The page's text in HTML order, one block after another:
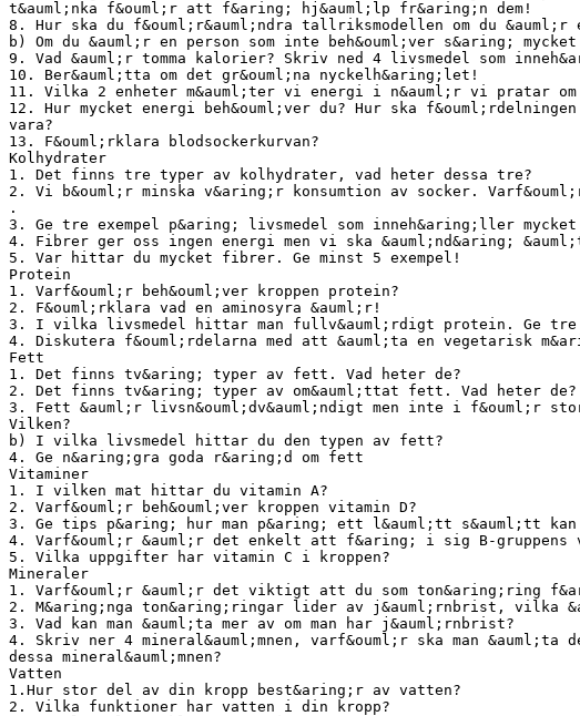
t&auml;nka f&ouml;r att f&aring; hj&auml;lp fr&aring;n dem!
8. Hur ska du f&ouml;r&auml;ndra tallriksmodellen om du &auml;r
b) Om du &auml;r en person som inte beh&ouml;ver s&aring;
9. Vad &auml;r tomma kalorier? Skriv ned 4 livsmedel som
10. Ber&auml;tta om det gr&ouml;na nyckelh&aring;let!
11. Vilka 2 enheter m&auml;ter vi energi i n&auml;r vi pratar om
12. Hur mycket energi beh&ouml;ver du? Hur ska
vara?
13. F&ouml;rklara blodsockerkurvan?
Kolhydrater
1. Det finns tre typer av kolhydrater, vad heter dessa tre?
2. Vi b&ouml;r minska v&aring;r konsumtion av socker.
.
3. Ge tre exempel p&aring; livsmedel som inneh&aring;ller
4. Fibrer ger oss ingen energi men vi ska &auml;nd&aring;
5. Var hittar du mycket fibrer. Ge minst 5 exempel!
Protein
1. Varf&ouml;r beh&ouml;ver kroppen protein?
2. F&ouml;rklara vad en aminosyra &auml;r!
3. I vilka livsmedel hittar man fullv&auml;rdigt protein. Ge tre
4. Diskutera f&ouml;rdelarna med att &auml;ta en vegetarisk
Fett
1. Det finns tv&aring; typer av fett. Vad heter de?
2. Det finns tv&aring; typer av om&auml;ttat fett. Vad heter de?
3. Fett &auml;r livsn&ouml;dv&auml;ndigt men inte i f&ouml;r
Vilken?
b) I vilka livsmedel hittar du den typen av fett?
4. Ge n&aring;gra goda r&aring;d om fett
Vitaminer
1. I vilken mat hittar du vitamin A?
2. Varf&ouml;r beh&ouml;ver kroppen vitamin D?
3. Ge tips p&aring; hur man p&aring; ett l&auml;tt s&auml;tt
4. Varf&ouml;r &auml;r det enkelt att f&aring; i sig B-gruppens
5. Vilka uppgifter har vitamin C i kroppen?
Mineraler
1. Varf&ouml;r &auml;r det viktigt att du som ton&aring;ring
2. M&aring;nga ton&aring;ringar lider av j&auml;rnbrist, vilka
3. Vad kan man &auml;ta mer av om man har j&auml;rnbrist?
4. Skriv ner 4 mineral&auml;mnen, varf&ouml;r ska man
dessa mineral&auml;mnen?
Vatten
1.Hur stor del av din kropp best&aring;r av vatten?
2. Vilka funktioner har vatten i din kropp?